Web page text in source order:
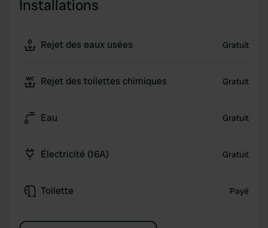
Installations
Rejet des eaux usées Gratuit
Rejet des toilettes chimiques Gratuit
Eau Gratuit
Électricité (16A) Gratuit
Toilette Payé